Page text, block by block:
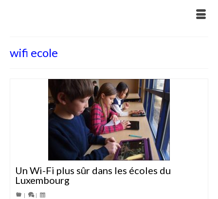
wifi ecole
Un Wi-​​Fi plus sûr dans les écoles du
Luxembourg
| |